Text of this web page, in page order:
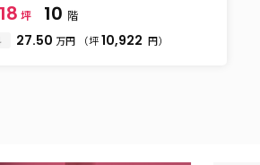
坪 10 階
27.50 万円 （坪 10,922 円）